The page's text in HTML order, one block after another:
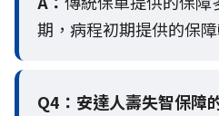
期，病程初期提供的保
Q4： 安達人壽失智保障